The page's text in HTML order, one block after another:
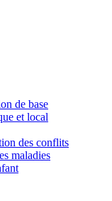
de base
et local
des conflits
maladies